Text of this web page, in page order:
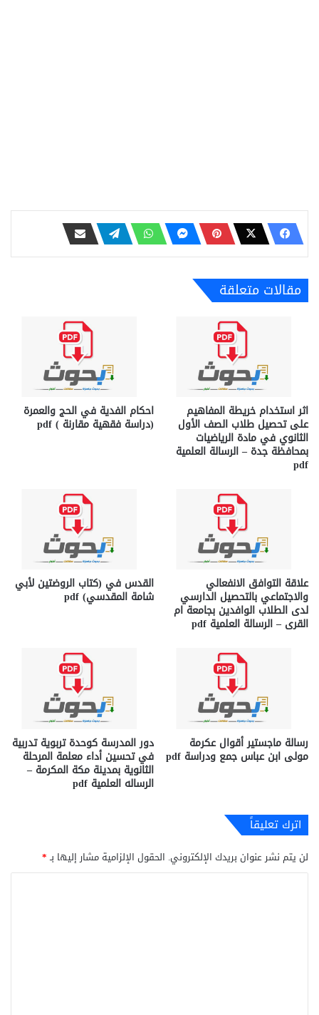
مقالات متعلقة
اثر استخدام خريطة المفاهيم
على تحصيل طلاب الصف الأول
الثانوي في مادة الرياضيات
بمحافظة جدة – الرسالة العلمية
pdf
احكام الفدية في الحج والعمرة
(دراسة فقهية مقارنة ) pdf
علاقة التوافق الانفعالي
والاجتماعي بالتحصيل الدارسي
لدى الطلاب الوافدين بجامعة ام
القرى – الرسالة العلمية pdf
القدس في (كتاب الروضتين لأبي
شامة المقدسي) pdf
رسالة ماجستير أقوال عكرمة
مولى ابن عباس جمع ودراسة pdf
دور المدرسة كوحدة تربوية تدربية
في تحسين أداء معلمة المرحلة
الثانوية بمدينة مكة المكرمة –
الرساله العلمية pdf
اترك تعليقاً
لن يتم نشر عنوان بريدك الإلكتروني. الحقول الإلزامية مشار إليها بـ*